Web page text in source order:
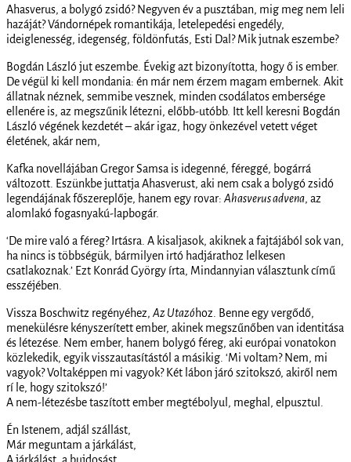
Ahasverus, a bolygó zsidó? Negyven év a pusztában, mig meg nem leli
hazáját? Vándornépek romantikája, letelepedési engedély,
ideiglenesség, idegenség, földönfutás, Esti Dal? Mik jutnak eszembe?
Bogdán László jut eszembe. Évekig azt bizonyította, hogy ő is ember.
De végül ki kell mondania: én már nem érzem magam embernek. Akit
állatnak néznek, semmibe vesznek, minden csodálatos embersége
ellenére is, az megszűnik létezni, előbb-utóbb. Itt kell keresni Bogdán
László végének kezdetét – akár igaz, hogy önkezével vetett véget
életének, akár nem,
Kafka novellájában Gregor Samsa is idegenné, féreggé, bogárrá
változott. Eszünkbe juttatja Ahasverust, aki nem csak a bolygó zsidó
legendájának főszereplője, hanem egy rovar: Ahasverus advena, az
alomlakó fogasnyakú-lapbogár.
‘De mire való a féreg? Irtásra. A kisaljasok, akiknek a fajtájából sok van,
ha nincs is többségük, bármilyen irtó hadjárathoz lelkesen
csatlakoznak.’ Ezt Konrád György írta, Mindannyian választunk című
esszéjében.
Vissza Boschwitz regényéhez, Az Utazóhoz. Benne egy vergődő,
menekülésre kényszerített ember, akinek megszűnőben van identitása
és létezése. Nem ember, hanem bolygó féreg, aki európai vonatokon
közlekedik, egyik visszautasítástól a másikig. ‘Mi voltam? Nem, mi
vagyok? Voltaképpen mi vagyok? Két lábon járó szitokszó, akiről nem
rí le, hogy szitokszó!’
A nem-létezésbe taszított ember megtébolyul, meghal, elpusztul.
Én Istenem, adjál szállást,
Már meguntam a járkálást,